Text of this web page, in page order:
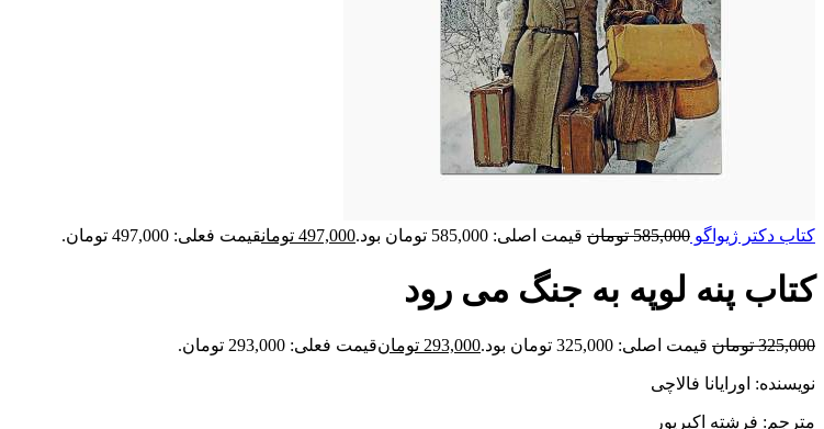
کتاب دکتر ژیواگو 585,000 تومان قیمت اصلی: 585,000 تومان بود. 497,000 تومانقیمت فعلی: 497,000 تومان.
کتاب پنه لوپه به جنگ می رود
325,000 تومان قیمت اصلی: 325,000 تومان بود. 293,000 تومانقیمت فعلی: 293,000 تومان.
نویسنده: اورایانا فالاچی
مترجم: فرشته اکبرپور